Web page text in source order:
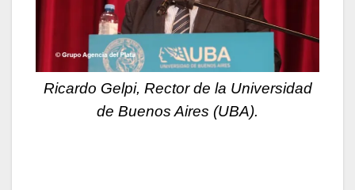
Ricardo Gelpi, Rector de la Universidad
de Buenos Aires (UBA).